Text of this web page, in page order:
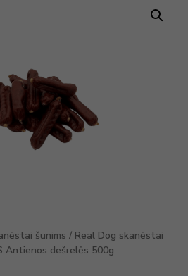
šunims / Real Dog skanėstai
Antienos dešrelės 500g